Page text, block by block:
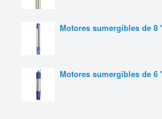
Motores sumergibles de 8
Motores sumergibles de 6